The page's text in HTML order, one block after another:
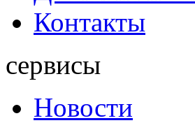
Контакты
сервисы
Новости